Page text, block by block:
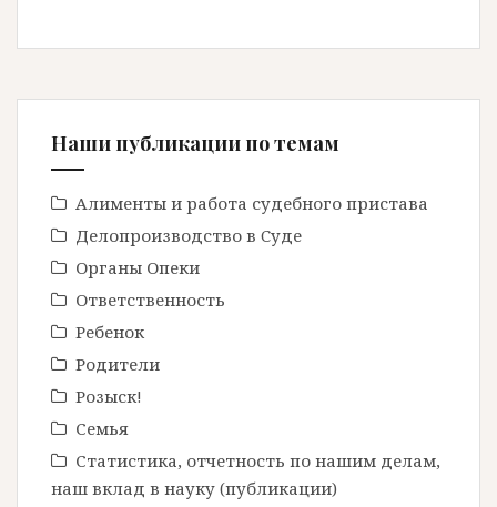
Наши публикации по темам
Алименты и работа судебного пристава
Делопроизводство в Cуде
Органы Опеки
Ответственность
Ребенок
Родители
Розыск!
Семья
Статистика, отчетность по нашим делам,
наш вклад в науку (публикации)